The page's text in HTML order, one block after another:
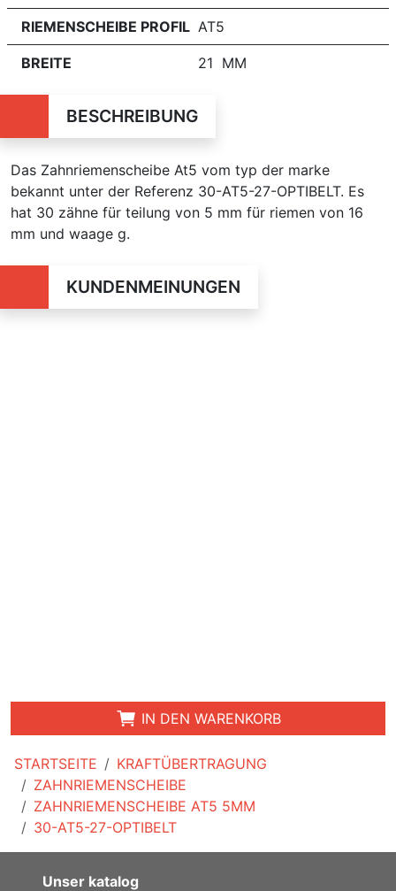
STARTSEITE
KRAFTÜBERTRAGUNG
ZAHNRIEMENSCHEIBE
ZAHNRIEMENSCHEIBE AT5 5MM
30-AT5-27-OPTIBELT
RIEMENSCHEIBE PROFIL AT5
BREITE 21 MM
BESCHREIBUNG
Das Zahnriemenscheibe At5 vom typ der marke
bekannt unter der Referenz 30-AT5-27-OPTIBELT. Es
hat 30 zähne für teilung von 5 mm für riemen von 16
mm und waage g.
KUNDENMEINUNGEN
IN DEN WARENKORB
Unser katalog